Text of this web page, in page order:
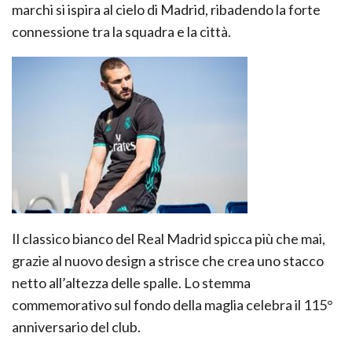
marchi si ispira al cielo di Madrid, ribadendo la forte
connessione tra la squadra e la città.
Il classico bianco del Real Madrid spicca più che mai,
grazie al nuovo design a strisce che crea uno stacco
netto all’altezza delle spalle. Lo stemma
commemorativo sul fondo della maglia celebra il 115°
anniversario del club.